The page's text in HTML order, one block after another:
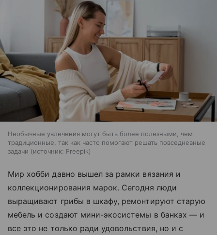
Необычные увлечения могут быть более полезными, чем
традиционные, так как часто помогают решать повседневные
задачи
источник: Freepik
Мир хобби давно вышел за рамки вязания и
коллекционирования марок. Сегодня люди
выращивают грибы в шкафу, ремонтируют старую
мебель и создают мини-экосистемы в банках — и
все это не только ради удовольствия, но и с